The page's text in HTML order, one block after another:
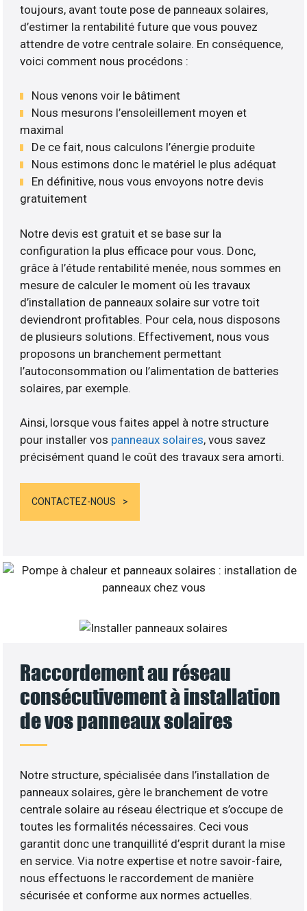
toujours, avant toute pose de panneaux solaires,
d’estimer la rentabilité future que vous pouvez
attendre de votre centrale solaire. En conséquence,
voici comment nous procédons :
Nous venons voir le bâtiment
Nous mesurons l’ensoleillement moyen et
maximal
De ce fait, nous calculons l’énergie produite
Nous estimons donc le matériel le plus adéquat
En définitive, nous vous envoyons notre devis
gratuitement
Notre devis est gratuit et se base sur la
configuration la plus efficace pour vous. Donc,
grâce à l’étude rentabilité menée, nous sommes en
mesure de calculer le moment où les travaux
d’installation de panneaux solaire sur votre toit
deviendront profitables. Pour cela, nous disposons
de plusieurs solutions. Effectivement, nous vous
proposons un branchement permettant
l’autoconsommation ou l’alimentation de batteries
solaires, par exemple.
Ainsi, lorsque vous faites appel à notre structure
pour installer vos panneaux solaires, vous savez
précisément quand le coût des travaux sera amorti.
CONTACTEZ-NOUS
Raccordement au réseau
consécutivement à installation
de vos panneaux solaires
Notre structure, spécialisée dans l’installation de
panneaux solaires, gère le branchement de votre
centrale solaire au réseau électrique et s’occupe de
toutes les formalités nécessaires. Ceci vous
garantit donc une tranquillité d’esprit durant la mise
en service. Via notre expertise et notre savoir-faire,
nous effectuons le raccordement de manière
sécurisée et conforme aux normes actuelles.